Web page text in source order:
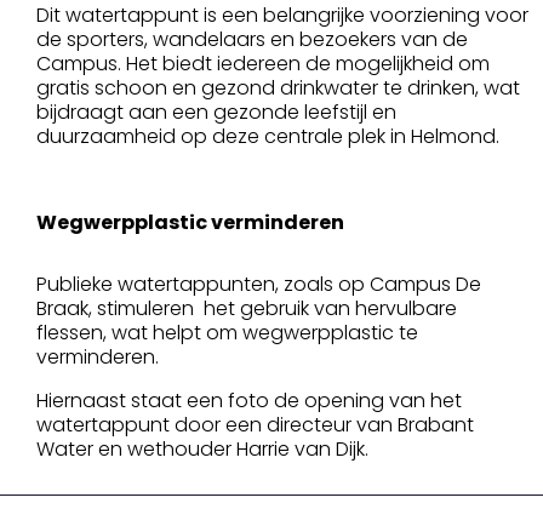
Dit watertappunt is een belangrijke voorziening voor
de sporters, wandelaars en bezoekers van de
Campus. Het biedt iedereen de mogelijkheid om
gratis schoon en gezond drinkwater te drinken, wat
bijdraagt aan een gezonde leefstijl en
duurzaamheid op deze centrale plek in Helmond.
Wegwerpplastic verminderen
Publieke watertappunten, zoals op Campus De
Braak, stimuleren het gebruik van hervulbare
flessen, wat helpt om wegwerpplastic te
verminderen.
Hiernaast staat een foto de opening van het
watertappunt door een directeur van Brabant
Water en wethouder Harrie van Dijk.